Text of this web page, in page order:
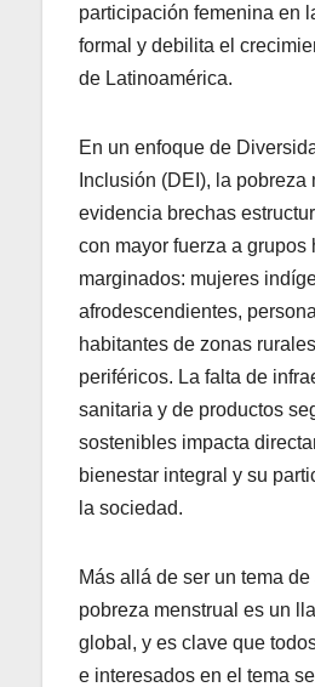
participación femenina en
formal y debilita el
de Latinoamérica.
En un enfoque de
Inclusión (DEI), la pobreza
evidencia brechas
con mayor fuerza a grupos
marginados: mujeres
afrodescendientes,
habitantes de zonas
periféricos. La falta de
sanitaria y de productos
sostenibles impacta
bienestar integral y su
la sociedad.
Más allá de ser un tema
pobreza menstrual es un
global, y es clave que
e interesados en el tema